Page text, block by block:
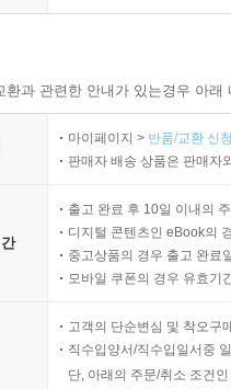
과 관련한 안내가 있는경우 아
마이페이지 > 반품/교환 신
판매자 배송 상품은 판매자
출고 완료 후 10일 이내의
디지털 콘텐츠인 eBook의
중고상품의 경우 출고 완료
모바일 쿠폰의 경우 유효기
고객의 단순변심 및 착오구
직수입양서/직수입일서중
단, 아래의 주문/취소 조건